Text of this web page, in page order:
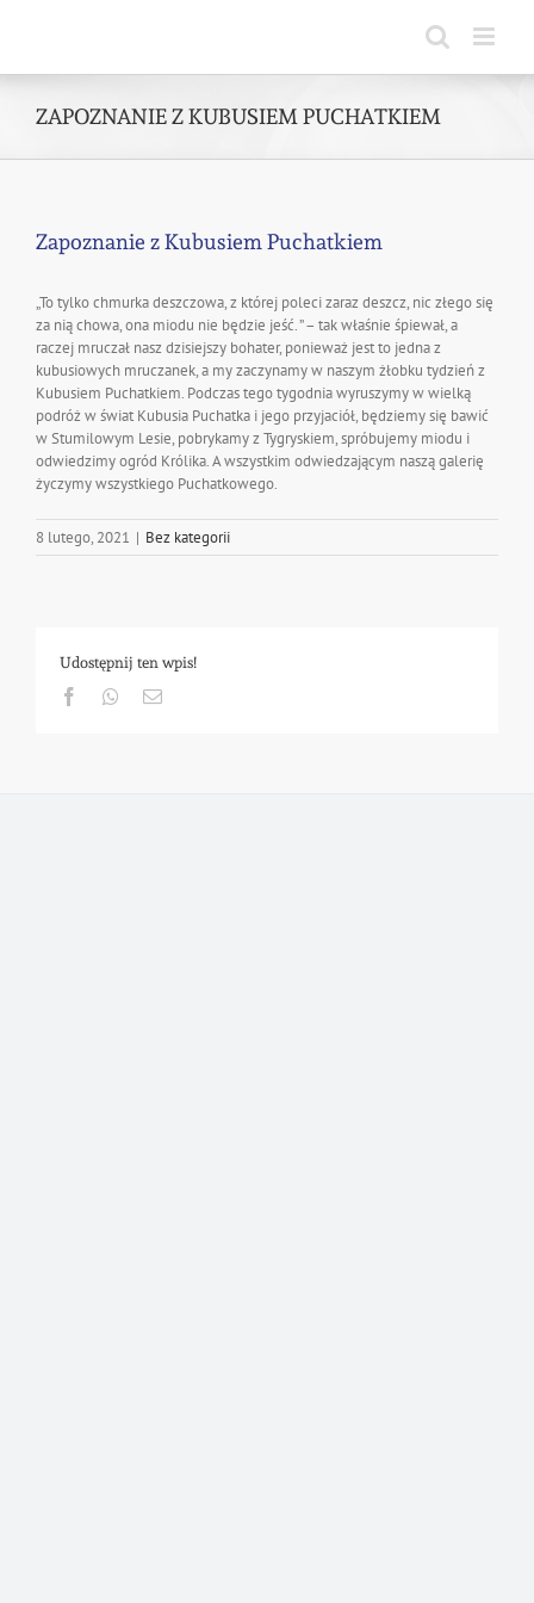
ZAPOZNANIE Z KUBUSIEM PUCHATKIEM
Zapoznanie z Kubusiem Puchatkiem
„To tylko chmurka deszczowa, z której poleci zaraz deszcz, nic złego się
za nią chowa, ona miodu nie będzie jeść. ” – tak właśnie śpiewał, a
raczej mruczał nasz dzisiejszy bohater, ponieważ jest to jedna z
kubusiowych mruczanek, a my zaczynamy w naszym żłobku tydzień z
Kubusiem Puchatkiem. Podczas tego tygodnia wyruszymy w wielką
podróż w świat Kubusia Puchatka i jego przyjaciół, będziemy się bawić
w Stumilowym Lesie, pobrykamy z Tygryskiem, spróbujemy miodu i
odwiedzimy ogród Królika. A wszystkim odwiedzającym naszą galerię
życzymy wszystkiego Puchatkowego.
8 lutego, 2021 | Bez kategorii
Udostępnij ten wpis!
FacebookWhatsapp
Email